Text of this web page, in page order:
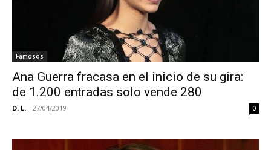
Famosos
Ana Guerra fracasa en el inicio de su gira:
de 1.200 entradas solo vende 280
D. L. - 27/04/2019 0